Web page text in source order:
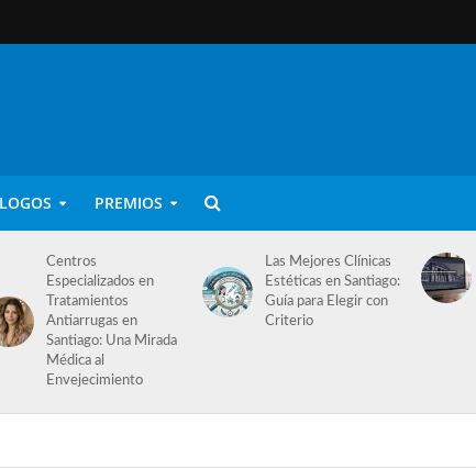
PREMIOS
Centros
Especializados en
Tratamientos
Antiarrugas en
Santiago: Una Mirada
Médica al
Envejecimiento
Las Mejores Clínicas
Estéticas en Santiago:
Guía para Elegir con
Criterio